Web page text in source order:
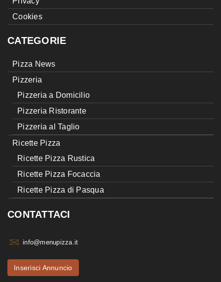
Cookies
CATEGORIE
Pizza News
Pizzeria
Pizzeria a Domicilio
Pizzeria Ristorante
Pizzeria al Taglio
Ricette Pizza
Ricette Pizza Rustica
Ricette Pizza Focaccia
Ricette Pizza di Pasqua
CONTATTACI
info@menupizza.it
Inserisci Annuncio